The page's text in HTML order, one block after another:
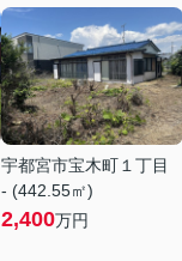
宇都宮市宝木町１丁目
- (442.55㎡)
2,400万円